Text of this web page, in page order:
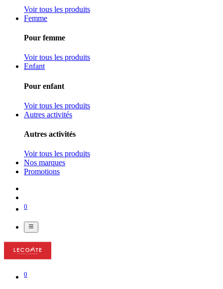
Voir tous les produits
Femme
Pour femme
Voir tous les produits
Enfant
Pour enfant
Voir tous les produits
Autres activités
Autres activités
Voir tous les produits
Nos marques
Promotions
0
0